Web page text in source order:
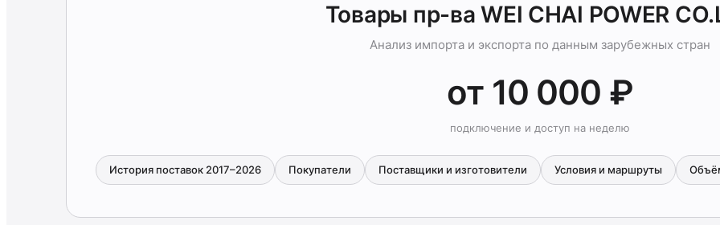
Товары пр-ва WEI CHAI POWER
Анализ импорта и экспорта по данным зарубежных стран
от 10 000 ₽
подключение и доступ на неделю
История поставок 2017–2026 Покупатели Поставщики и изготовители Условия и маршруты